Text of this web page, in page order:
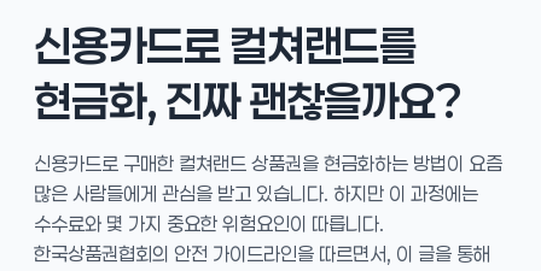
신용카드로 컬쳐랜드를
현금화, 진짜 괜찮을까요?
신용카드로 구매한 컬쳐랜드 상품권을 현금화하는 방법이 요즘
많은 사람들에게 관심을 받고 있습니다. 하지만 이 과정에는
수수료와 몇 가지 중요한 위험요인이 따릅니다.
한국상품권협회의 안전 가이드라인을 따르면서, 이 글을 통해